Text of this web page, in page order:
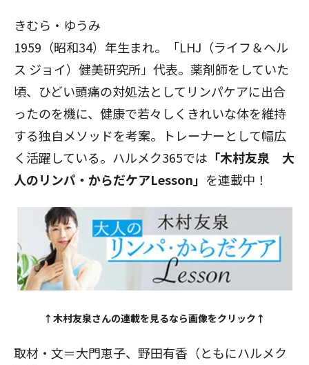
きむら・ゆうみ
1959（昭和34）年生まれ。「LHJ（ライフ＆ヘル
ス ジョイ）健美研究所」代表。薬剤師をしていた
頃、ひどい頭痛の対処法としてリンパケアに出合
ったのを機に、健康で若々しくきれいな体を維持
する独自メソッドを考案。トレーナーとして幅広
く活躍している。ハルメク365では 「木村友泉 大
人のリンパ・からだケアLesson」 を連載中！
↑木村友泉さんの連載を見るなら画像をクリック↑
取材・文＝大門恵子、野田有香（ともにハルメク